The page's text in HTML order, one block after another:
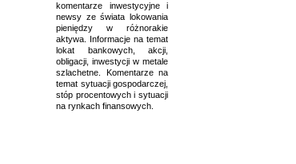
komentarze inwestycyjne i
newsy ze świata lokowania
pieniędzy w różnorakie
aktywa. Informacje na temat
lokat bankowych, akcji,
obligacji, inwestycji w metale
szlachetne. Komentarze na
temat sytuacji gospodarczej,
stóp procentowych i sytuacji
na rynkach finansowych.